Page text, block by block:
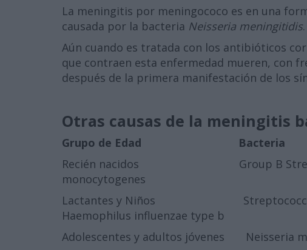
La meningitis por meningococo es en una
causada por la bacteria Neisseria meningitidis.
Aún cuando es tratada con los antibióticos
que contraen esta enfermedad mueren, con
después de la primera manifestación de los
Otras causas de la meningitis
Grupo de Edad
Bacteria
Recién nacidos Group B
monocytogenes
Lactantes y Niños Streptococcus
Haemophilus influenzae type b
Adolescentes y adultos jóvenes Neisseria